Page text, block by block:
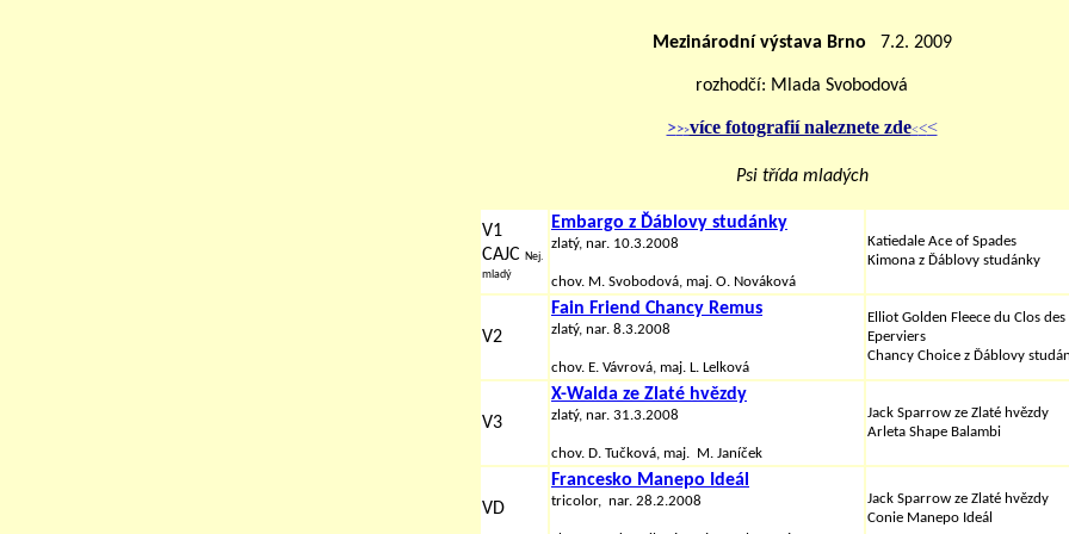
Mezinárodní výstava Brno 7.2. 2009
rozhodčí: Mlada Svobodová
>>>více fotografií naleznete zde<<<
Psi třída mladých
V1
CAJC Nej.
mladý
Embargo z Ďáblovy studánky
zlatý, nar. 10.3.2008
chov. M. Svobodová, maj. O. Nováková
Katiedale Ace of Spades
Kimona z Ďáblovy studánky
V2
Fain Friend Chancy Remus
zlatý, nar. 8.3.2008
chov. E. Vávrová, maj. L. Lelková
Elliot Golden Fleece du Clos des
Eperviers
Chancy Choice z Ďáblovy
V3
X-Walda ze Zlaté hvězdy
zlatý, nar. 31.3.2008
chov. D. Tučková, maj. M. Janíček
Jack Sparrow ze Zlaté hvězdy
Arleta Shape Balambi
VD
Francesko Manepo Ideál
tricolor, nar. 28.2.2008
Jack Sparrow ze Zlaté hvězdy
Conie Manepo Ideál